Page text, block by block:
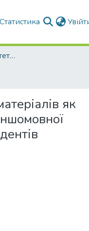
Статистика
ННІ загальноуніверситетської підготовки
як